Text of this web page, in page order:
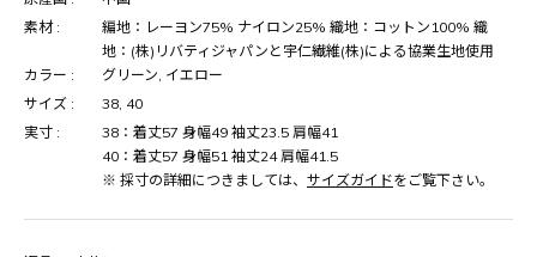
素材 :
編地：レーヨン75% ナイロン25% 織地：コットン100% 織
地：(株)リバティジャパンと宇仁繊維(株)による協業生地使用
カラー :
グリーン, イエロー
サイズ :
38, 40
実寸 :
38：着丈57 身幅49 袖丈23.5 肩幅41
40：着丈57 身幅51 袖丈24 肩幅41.5
※ 採寸の詳細につきましては、 サイズガイドをご覧下さい。